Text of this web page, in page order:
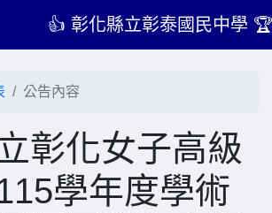
👍 彰化縣立彰泰國民中學 🏆
公告內容
彰化女子高級
學年度學術